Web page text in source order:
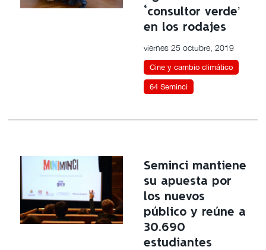
‘consultor verde’
en los rodajes
viernes 25 octubre, 2019
Cine y cambio climático
64 Seminci
Seminci mantiene
su apuesta por
los nuevos
público y reúne a
30.690
estudiantes